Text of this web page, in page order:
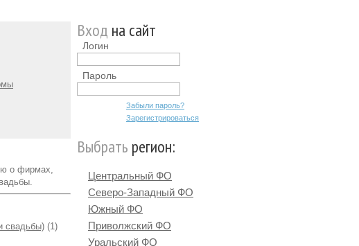
о фирмах,
свадьбы) (1)
Вход на сайт
Логин
Пароль
Забыли пароль?
Зарегистрироваться
Выбрать регион:
Центральный ФО
Северо-Западный ФО
Южный ФО
Приволжский ФО
Уральский ФО